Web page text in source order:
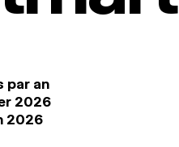
par an
2026
2026